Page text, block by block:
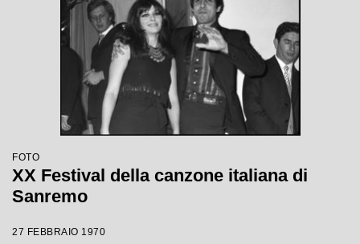
FOTO
XX Festival della canzone italiana di
Sanremo
27 FEBBRAIO 1970